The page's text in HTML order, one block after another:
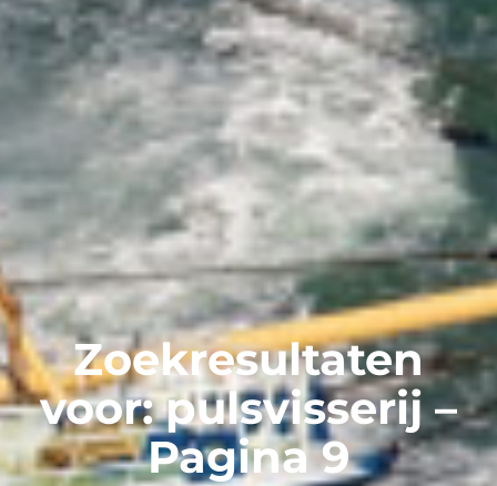
Zoekresultaten
voor: pulsvisserij –
Pagina 9